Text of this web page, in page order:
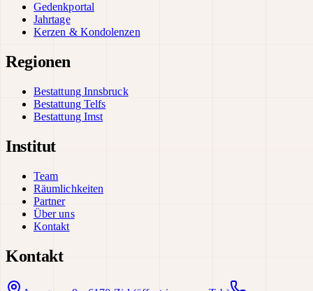
Gedenkportal
Jahrtage
Kerzen & Kondolenzen
Regionen
Bestattung Innsbruck
Bestattung Telfs
Bestattung Imst
Institut
Team
Räumlichkeiten
Partner
Über uns
Kontakt
Kontakt